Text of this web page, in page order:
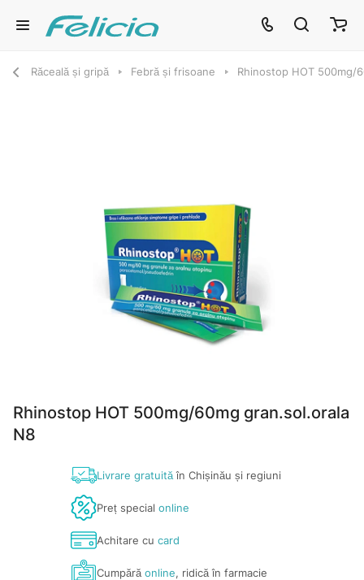
Răceală și gripă Febră și frisoane Rhinostop HOT 500mg/
Rhinostop HOT 500mg/60mg gran.sol.orala
N8
Livrare gratuităîn Chișinău și regiuni
Preț special online
Achitare cu card
Cumpărăonline, ridică în farmacie